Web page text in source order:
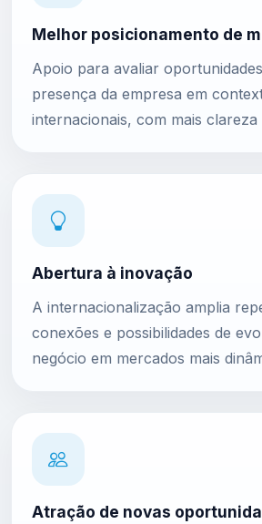
Melhor posicionamento de
Apoio para avaliar
presença da empresa em
internacionais, com mais clareza
Abertura à inovação
A internacionalização amplia
conexões e possibilidades de
negócio em mercados mais
Atração de novas